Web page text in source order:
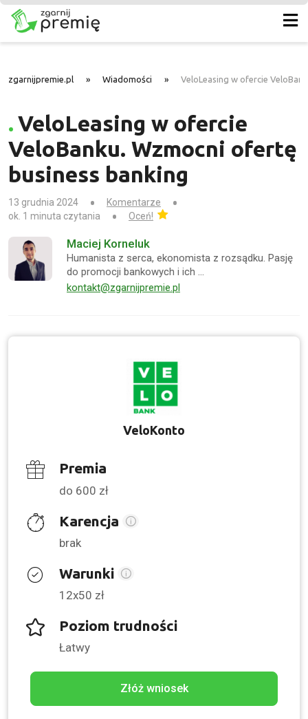
zgarnijpremie.pl » Wiadomości » VeloLeasing w ofercie
VeloLeasing w ofercie
VeloBanku. Wzmocni ofertę
business banking
13 grudnia 2024
Komentarze
ok. 1 minuta czytania
Oceń!
Maciej Korneluk
Humanista z serca, ekonomista z rozsądku. Pasję
do promocji bankowych i ich …
kontakt@zgarnijpremie.pl
VeloKonto
Premia
do 600 zł
Karencja
brak
Warunki
12x50 zł
Poziom trudności
Łatwy
Złóż wniosek